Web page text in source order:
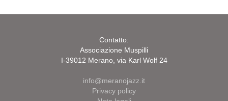
Contatto:
Associazione Muspilli
I-39012 Merano, via Karl Wolf 24
info@meranojazz.it
Privacy policy